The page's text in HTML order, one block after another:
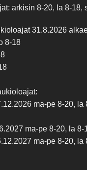
arkisin 8-20, la 8-18,
31.8.2026
8-18
ma-pe 8-20, la
ma-pe 8-20, la 8-
ma-pe 8-20, la